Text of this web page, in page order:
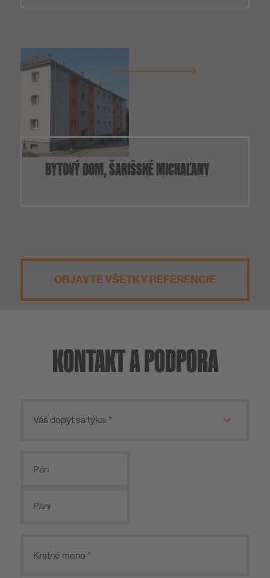
BYTOVÝ DOM, ŠARIŠSKÉ MICHAĽANY
OBJAVTE VŠETKY REFERENCIE
KONTAKT A PODPORA
Pán
Pani